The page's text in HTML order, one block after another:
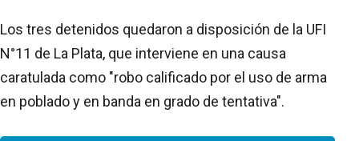
Los tres detenidos quedaron a disposición de la UFI
N°11 de La Plata, que interviene en una causa
caratulada como "robo calificado por el uso de arma
en poblado y en banda en grado de tentativa".